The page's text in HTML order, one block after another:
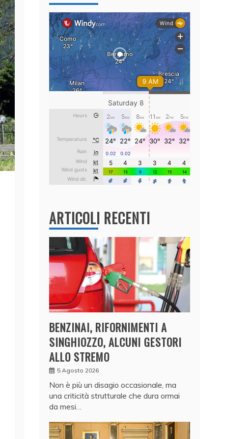
ARTICOLI RECENTI
BENZINAI, RIFORNIMENTI A
SINGHIOZZO, ALCUNI GESTORI
ALLO STREMO
5 Agosto 2026
Non è più un disagio occasionale, ma
una criticità strutturale che dura ormai
da mesi…